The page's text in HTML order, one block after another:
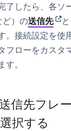
了したら、各ソ
）の送信先
。接続設定を使
フローをカスタ
。
信先フレ
択する